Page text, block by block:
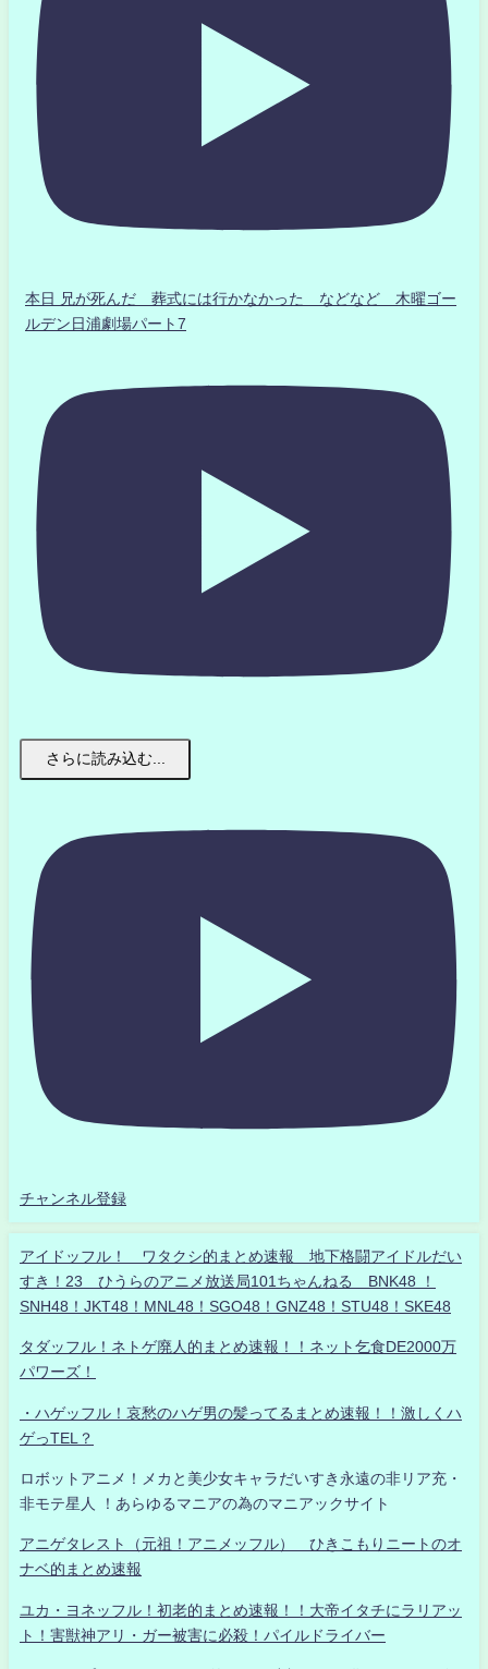
本日 兄が死んだ 葬式には行かなかった などなど 木曜ゴー
ルデン日浦劇場パート7
さらに読み込む...
チャンネル登録
アイドッフル！ ワタクシ的まとめ速報 地下格闘アイドルだい
すき！23 ひうらのアニメ放送局101ちゃんねる BNK48 ！
SNH48！JKT48！MNL48！SGO48！GNZ48！STU48！SKE48
タダッフル！ネトゲ廃人的まとめ速報！！ネット乞食DE2000万
パワーズ！
・ハゲッフル！哀愁のハゲ男の髪ってるまとめ速報！！激しくハ
ゲっTEL？
ロボットアニメ！メカと美少女キャラだいすき永遠の非リア充・
非モテ星人 ！あらゆるマニアの為のマニアックサイト
アニゲタレスト（元祖！アニメッフル） ひきこもりニートのオ
ナベ的まとめ速報
ユカ・ヨネッフル！初老的まとめ速報！！大帝イタチにラリアッ
ト！害獣神アリ・ガー被害に必殺！パイルドライバー